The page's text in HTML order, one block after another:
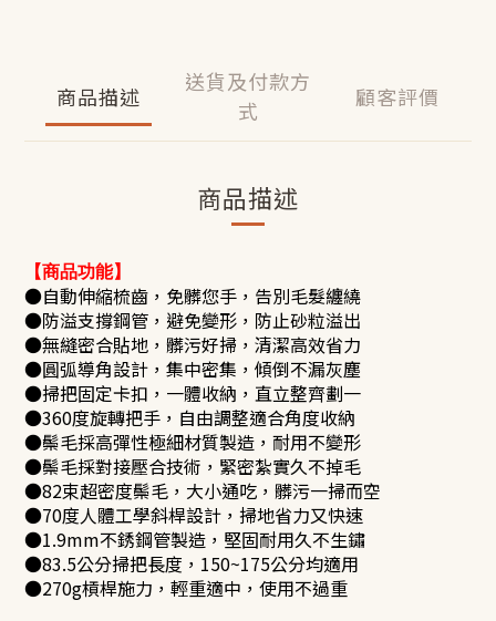
商品描述
送貨及付款方
式
顧客評價
商品描述
【商品功能】
●自動伸縮梳齒，免髒您手，告別毛髮纏繞
●防溢支撐鋼管，避免變形，防止砂粒溢出
●無縫密合貼地，髒污好掃，清潔高效省力
●圓弧導角設計，集中密集，傾倒不漏灰塵
●掃把固定卡扣，一體收納，直立整齊劃一
●360度旋轉把手，自由調整適合角度收納
●鬃毛採高彈性極細材質製造，耐用不變形
●鬃毛採對接壓合技術，緊密紮實久不掉毛
●82束超密度鬃毛，大小通吃，髒污一掃而空
●70度人體工學斜桿設計，掃地省力又快速
●1.9mm不銹鋼管製造，堅固耐用久不生鏽
●83.5公分掃把長度，150~175公分均適用
●270g槓桿施力，輕重適中，使用不過重